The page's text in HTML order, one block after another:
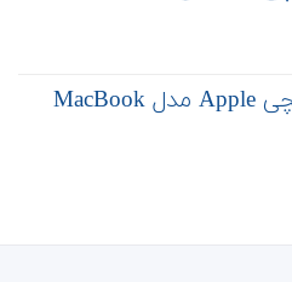
لپ تاپ 16 اینچی Apple مدل MacBook